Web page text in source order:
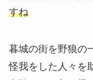
すね
暮城の街を野狼の
怪我をした人々を